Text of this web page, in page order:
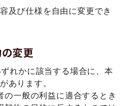
及び仕様を自由に変更でき
変更
れかに該当する場合に、本
あります。
の一般の利益に適合するとき